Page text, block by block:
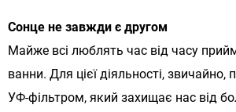
Сонце не завжди є другом
Майже всі люблять час від часу
ванни. Для цієї діяльності, звичайно,
УФ-фільтром, який захищає нас від